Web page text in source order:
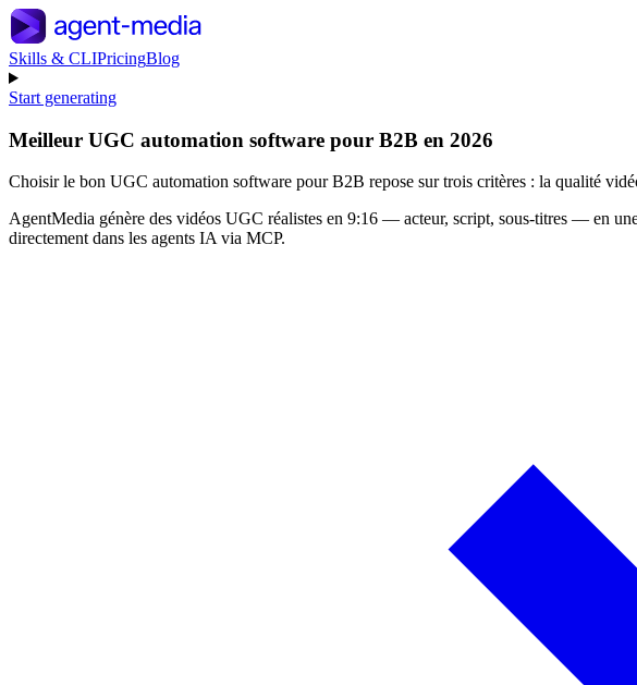
Skills & CLIPricingBlog
Start generating
Meilleur UGC automation software pour B2B en 2026
Choisir le bon UGC automation software pour B2B repose sur trois critères : la qualité
AgentMedia génère des vidéos UGC réalistes en 9:16 — acteur, script, sous-titres — en
directement dans les agents IA via MCP.